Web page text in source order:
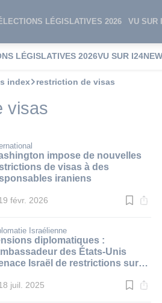
ÉLECTIONS LÉGISLATIVES 2026 VU SUR
LÉGISLATIVES 2026VU SUR
index restriction de visas
visas
impose de nouvelles
de visas à des
iraniens
févr. 2026
Israélienne
diplomatiques :
des États-Unis
Israël de restrictions sur
juil. 2025